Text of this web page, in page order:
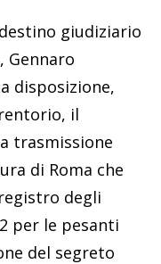
giudiziario
Gennaro
disposizione,
il
trasmissione
di Roma che
degli
per le pesanti
del segreto